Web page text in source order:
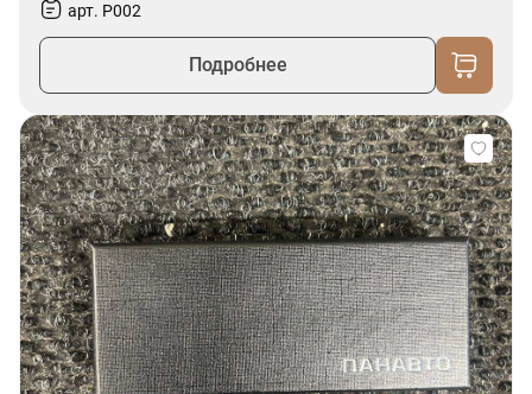
арт. P002
Подробнее